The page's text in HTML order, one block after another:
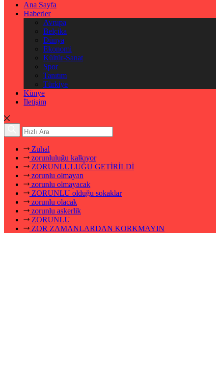
Ana Sayfa
Haberler
Avrupa
Belçika
Dünya
Ekonomi
Kültür-Sanat
Spor
Tanıtım
Türkiye
Künye
İletişim
Zuhal
zorunluluğu kalkıyor
ZORUNLULUĞU GETİRİLDİ
zorunlu olmayan
zorunlu olmayacak
ZORUNLU olduğu sokaklar
zorunlu olacak
zorunlu askerlik
ZORUNLU
ZOR ZAMANLARDAN KORKMAYIN